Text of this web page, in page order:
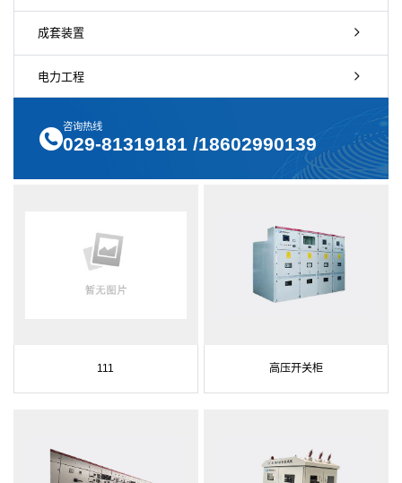
成套装置
电力工程
咨询热线
029-81319181 /18602990139
111 高压开关柜